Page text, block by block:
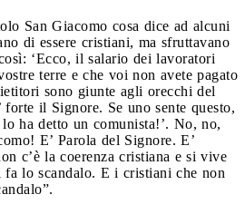
San Giacomo cosa dice ad alcuni
di essere cristiani, ma sfruttavano
‘Ecco, il salario dei lavoratori
terre e che voi non avete pagato
sono giunte agli orecchi del
forte il Signore. Se uno sente questo,
ha detto un comunista!’. No, no,
E’ Parola del Signore. E’
c’è la coerenza cristiana e si vive
fa lo scandalo. E i cristiani che non